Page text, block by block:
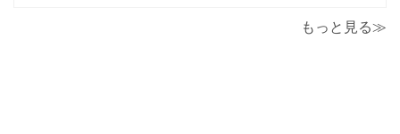
もっと見る≫